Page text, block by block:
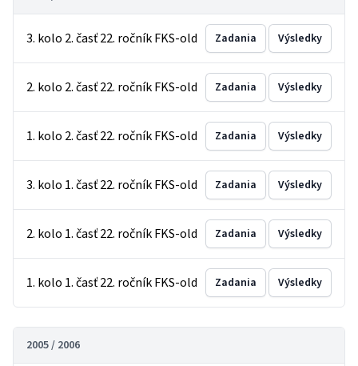
3. kolo 2. časť 22. ročník FKS-old Zadania Výsledky
2. kolo 2. časť 22. ročník FKS-old Zadania Výsledky
1. kolo 2. časť 22. ročník FKS-old Zadania Výsledky
3. kolo 1. časť 22. ročník FKS-old Zadania Výsledky
2. kolo 1. časť 22. ročník FKS-old Zadania Výsledky
1. kolo 1. časť 22. ročník FKS-old Zadania Výsledky
2005 / 2006